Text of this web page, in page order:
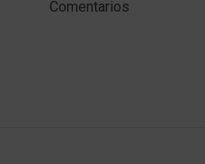
Comentarios